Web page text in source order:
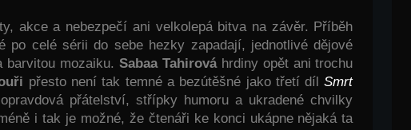
akce a nebezpečí ani velkolepá bitva na závěr. Příběh
celé sérii do sebe hezky zapadají, jednotlivé dějové
mozaiku. Sabaa Tahirováhrdiny opět ani trochu
přesto není tak temné a bezútěšné jako třetí dílSmrt
přátelství, střípky humoru a ukradené chvilky
i tak je možné, že čtenáři ke konci ukápne nějaká ta